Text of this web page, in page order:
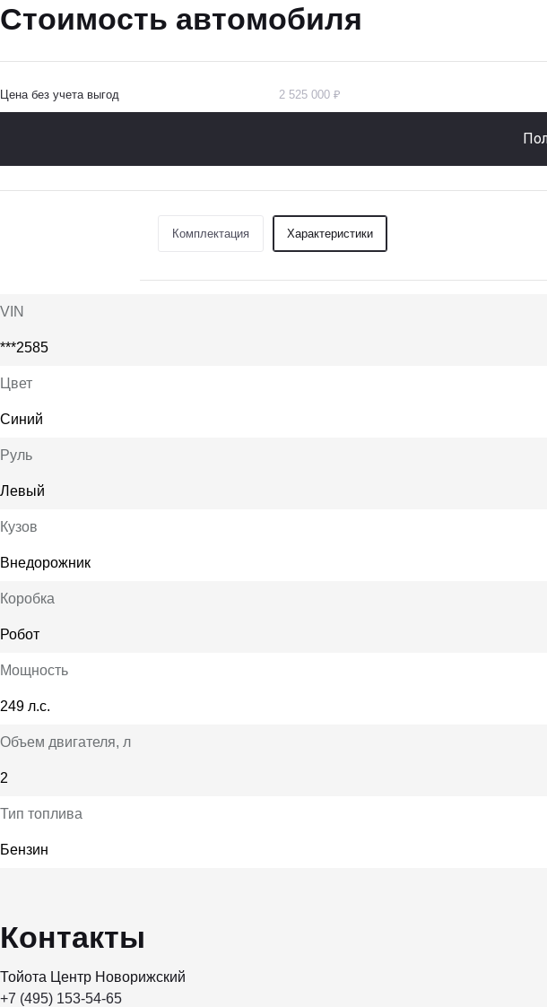
Стоимость автомобиля
Цена без учета выгод 2 525 000 ₽
Комплектация Характеристики
VIN
***2585
Цвет
Синий
Руль
Левый
Кузов
Внедорожник
Коробка
Робот
Мощность
249 л.с.
Объем двигателя, л
2
Тип топлива
Бензин
Контакты
Тойота Центр Новорижский
+7 (495) 153-54-65